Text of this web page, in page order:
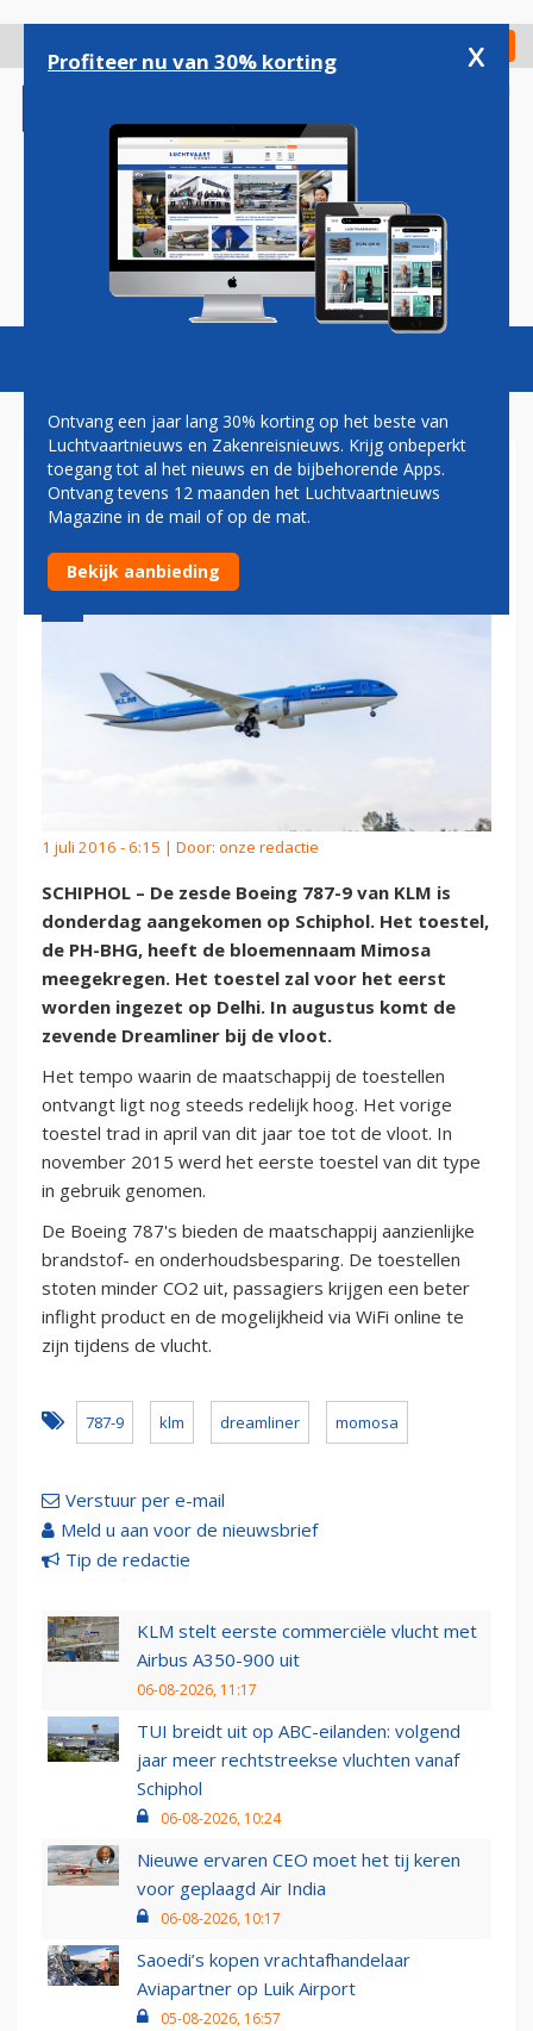
gaan
Check in
Magazine Podcasts Vacatures
KLM DREAMLINER NUMMER
ZES GELAND OP SCHIPHOL
1 juli 2016 - 6:15 | Door: onze redactie
SCHIPHOL – De zesde Boeing 787-9 van KLM is
donderdag aangekomen op Schiphol. Het toestel,
de PH-BHG, heeft de bloemennaam Mimosa
meegekregen. Het toestel zal voor het eerst
worden ingezet op Delhi. In augustus komt de
zevende Dreamliner bij de vloot.
Het tempo waarin de maatschappij de toestellen
ontvangt ligt nog steeds redelijk hoog. Het vorige
toestel trad in april van dit jaar toe tot de vloot. In
november 2015 werd het eerste toestel van dit type
in gebruik genomen.
De Boeing 787's bieden de maatschappij aanzienlijke
brandstof- en onderhoudsbesparing. De toestellen
stoten minder CO2 uit, passagiers krijgen een beter
inflight product en de mogelijkheid via WiFi online te
zijn tijdens de vlucht.
787-9 klm dreamliner momosa
Verstuur per e-mail
Meld u aan voor de nieuwsbrief
Tip de redactie
KLM stelt eerste commerciële vlucht met
Airbus A350-900 uit
06-08-2026, 11:17
TUI breidt uit op ABC-eilanden: volgend
jaar meer rechtstreekse vluchten vanaf
Schiphol
06-08-2026, 10:24
Nieuwe ervaren CEO moet het tij keren
voor geplaagd Air India
06-08-2026, 10:17
Saoedi’s kopen vrachtafhandelaar
Aviapartner op Luik Airport
05-08-2026, 16:57
Profiteer nu van 30% korting x
Ontvang een jaar lang 30% korting op het beste van
Luchtvaartnieuws en Zakenreisnieuws. Krijg onbeperkt
toegang tot al het nieuws en de bijbehorende Apps.
Ontvang tevens 12 maanden het Luchtvaartnieuws
Magazine in de mail of op de mat.
Bekijk aanbieding